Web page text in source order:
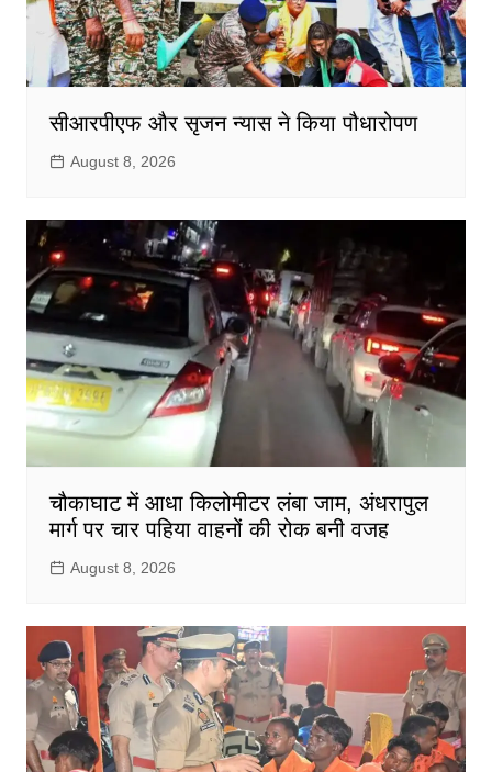
सीआरपीएफ और सृजन न्यास ने किया पौधारोपण
August 8, 2026
चौकाघाट में आधा किलोमीटर लंबा जाम, अंधरापुल
मार्ग पर चार पहिया वाहनों की रोक बनी वजह
August 8, 2026